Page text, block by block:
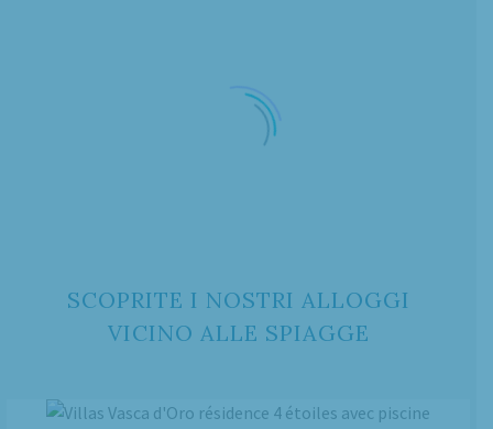
SCOPRITE I NOSTRI ALLOGGI
VICINO ALLE SPIAGGE